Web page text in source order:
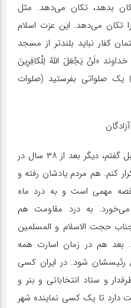
بدهد، تکان می‌دهد. مثل
می‌دهد. این عزت اسلام
کفار نباید بلندتر از مسجد
«لَنْ یَجْعَلَ اللَّهُ لِلْکافِرِینَ‏
الْمُؤْمِنِینَ سَبِیلًا» (نساء/۱۴۱) یک صلواتی بفرستید (صلوات
یک قصه‌ای هست من سالهای قبل گفتم، دیگر بعد از ۳۸ سال در
کنم. هم مردم یادشان رفته و
مهمی است و به درد ماه
به درد مقاومت هم
حجت الاسلام و المسلمین
بعد هم در زمان اسارت همه
رئیسشان شود. در ایران کسی
و ستاد انتخاباتی و بنر و
تا یک کسی نماینده شهر